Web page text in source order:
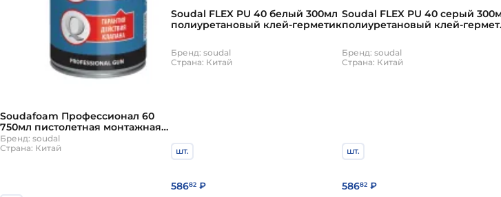
Soudafoam Профессионал 60
750мл пистолетная монтажная
пена Соудал
Бренд: soudal
Страна: Китай
Soudal FLEX PU 40 белый 300мл
полиуретановый клей-герметик
Бренд: soudal
Страна: Китай
шт.
58682 ₽
Soudal FLEX PU 40 серый
полиуретановый клей-
Бренд: soudal
Страна: Китай
шт.
58682 ₽